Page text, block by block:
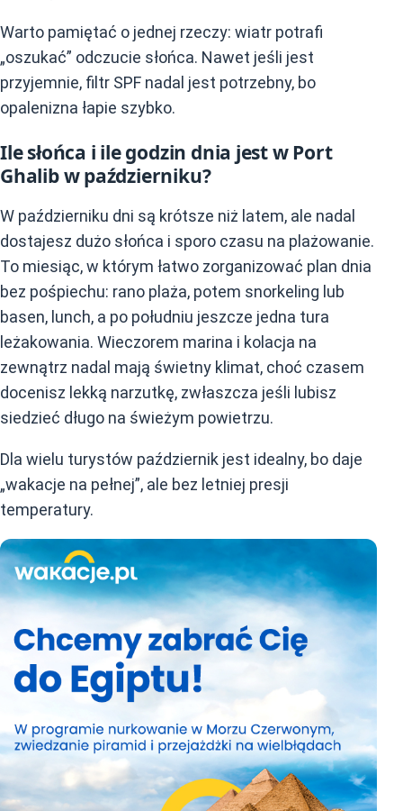
Warto pamiętać o jednej rzeczy: wiatr potrafi
„oszukać” odczucie słońca. Nawet jeśli jest
przyjemnie, filtr SPF nadal jest potrzebny, bo
opalenizna łapie szybko.
Ile słońca i ile godzin dnia jest w Port
Ghalib w październiku?
W październiku dni są krótsze niż latem, ale nadal
dostajesz dużo słońca i sporo czasu na plażowanie.
To miesiąc, w którym łatwo zorganizować plan dnia
bez pośpiechu: rano plaża, potem snorkeling lub
basen, lunch, a po południu jeszcze jedna tura
leżakowania. Wieczorem marina i kolacja na
zewnątrz nadal mają świetny klimat, choć czasem
docenisz lekką narzutkę, zwłaszcza jeśli lubisz
siedzieć długo na świeżym powietrzu.
Dla wielu turystów październik jest idealny, bo daje
„wakacje na pełnej”, ale bez letniej presji
temperatury.